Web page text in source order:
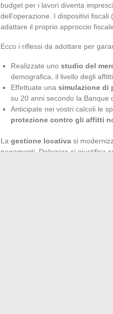
budget per i lavori diventa
dell’operazione. I dispositivi fiscali (
adattare il proprio approccio
Ecco i riflessi da adottare per
Realizzate uno studio del
demografica, il livello degli affitti.
Effettuate una simulazione di
su 20 anni secondo la Banque
Anticipate nei vostri calcoli le
protezione contro gli affitti
La gestione locativa si
pagamenti. Delegare si giustifica